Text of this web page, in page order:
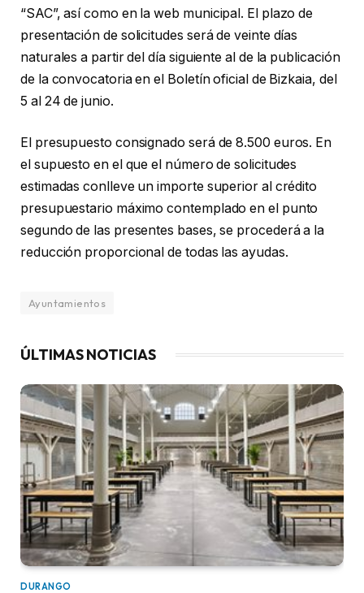
“SAC”, así como en la web municipal. El plazo de
presentación de solicitudes será de veinte días
naturales a partir del día siguiente al de la publicación
de la convocatoria en el Boletín oficial de Bizkaia, del
5 al 24 de junio.
El presupuesto consignado será de 8.500 euros. En
el supuesto en el que el número de solicitudes
estimadas conlleve un importe superior al crédito
presupuestario máximo contemplado en el punto
segundo de las presentes bases, se procederá a la
reducción proporcional de todas las ayudas.
Ayuntamientos
ÚLTIMAS NOTICIAS
DURANGO